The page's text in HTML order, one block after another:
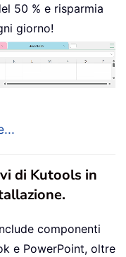
50 % e risparmia
giorno!
di Kutools in
componenti
e PowerPoint, oltre